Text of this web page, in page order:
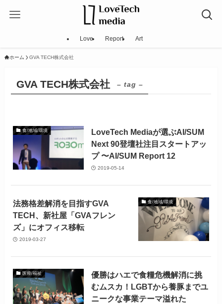
Love Report Art
ホーム GVA TECH株式会社
GVA TECH株式会社 – tag –
食/地域/環境
LoveTech Mediaが選ぶAI/SUM
Next 90登壇社注目スタートアッ
プ 〜AI/SUM Report 12
2019-05-14
食/地域/環境
法務格差解消を目指すGVA
TECH、新社屋「GVAフレン
ズ」にオフィス移転
2019-03-27
医療/福祉
優勝はハエで食糧危機解消に挑
むムスカ！LGBTから養豚までユ
ニークな事業テーマ溢れた